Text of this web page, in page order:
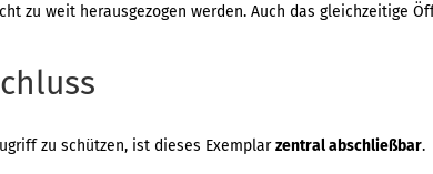
zu weit herausgezogen werden. Auch das gleichzeitige
zu schützen, ist dieses Exemplarzentral abschließbar.